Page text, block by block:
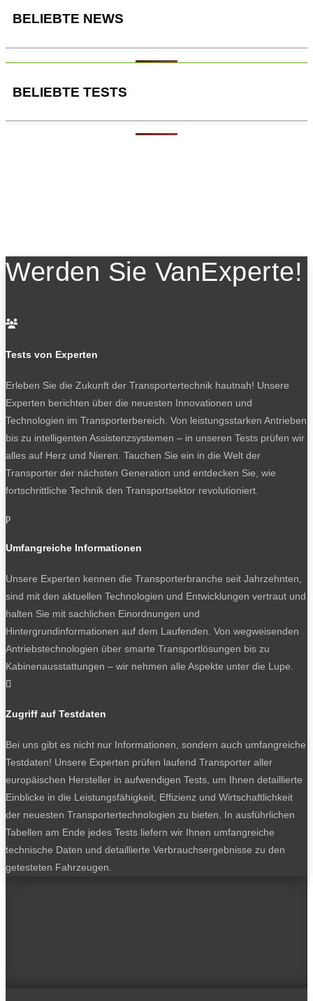
BELIEBTE NEWS
BELIEBTE TESTS
Werden Sie VanExperte!

Tests von Experten
Erleben Sie die Zukunft der Transportertechnik hautnah! Unsere
Experten berichten über die neuesten Innovationen und
Technologien im Transporterbereich. Von leistungsstarken Antrieben
bis zu intelligenten Assistenzsystemen – in unseren Tests prüfen wir
alles auf Herz und Nieren. Tauchen Sie ein in die Welt der
Transporter der nächsten Generation und entdecken Sie, wie
fortschrittliche Technik den Transportsektor revolutioniert.
p
Umfangreiche Informationen
Unsere Experten kennen die Transporterbranche seit Jahrzehnten,
sind mit den aktuellen Technologien und Entwicklungen vertraut und
halten Sie mit sachlichen Einordnungen und
Hintergrundinformationen auf dem Laufenden. Von wegweisenden
Antriebstechnologien über smarte Transportlösungen bis zu
Kabinenausstattungen – wir nehmen alle Aspekte unter die Lupe.

Zugriff auf Testdaten
Bei uns gibt es nicht nur Informationen, sondern auch umfangreiche
Testdaten! Unsere Experten prüfen laufend Transporter aller
europäischen Hersteller in aufwendigen Tests, um Ihnen detaillierte
Einblicke in die Leistungsfähigkeit, Effizienz und Wirtschaftlichkeit
der neuesten Transportertechnologien zu bieten. In ausführlichen
Tabellen am Ende jedes Tests liefern wir Ihnen umfangreiche
technische Daten und detaillierte Verbrauchsergebnisse zu den
getesteten Fahrzeugen.